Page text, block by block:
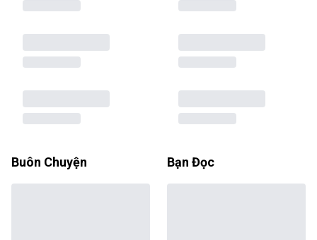
Buôn Chuyện Bạn Đọc